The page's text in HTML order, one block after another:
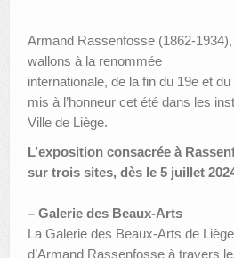
Armand Rassenfosse (1862-
wallons à la renommée
internationale, de la fin du 19e et
mis à l’honneur cet été dans les
Ville de Liège.
L’exposition consacrée à
sur trois sites, dès le 5 juillet
– Galerie des Beaux-Arts
La Galerie des Beaux-Arts de
d’Armand Rassenfosse à travers